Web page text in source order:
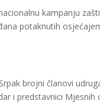
kampanju
potaknutih
brojni članovi
i predstavnici Mjesnih